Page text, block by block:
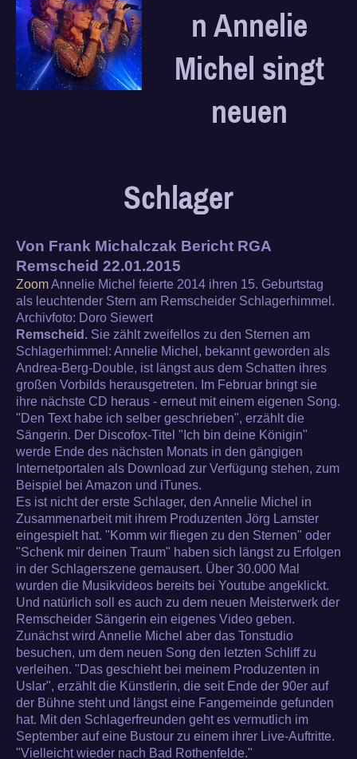
n Annelie
Michel singt
neuen
Schlager
Von Frank Michalczak Bericht RGA
Remscheid 22.01.2015
ZoomAnnelie Michel feierte 2014 ihren 15. Geburtstag
als leuchtender Stern am Remscheider Schlagerhimmel.
Archivfoto: Doro Siewert
Remscheid. Sie zählt zweifellos zu den Sternen am
Schlagerhimmel: Annelie Michel, bekannt geworden als
Andrea-Berg-Double, ist längst aus dem Schatten ihres
großen Vorbilds herausgetreten. Im Februar bringt sie
ihre nächste CD heraus - erneut mit einem eigenen Song.
"Den Text habe ich selber geschrieben", erzählt die
Sängerin. Der Discofox-Titel "Ich bin deine Königin"
werde Ende des nächsten Monats in den gängigen
Internetportalen als Download zur Verfügung stehen, zum
Beispiel bei Amazon und iTunes.
Es ist nicht der erste Schlager, den Annelie Michel in
Zusammenarbeit mit ihrem Produzenten Jörg Lamster
eingespielt hat. "Komm wir fliegen zu den Sternen" oder
"Schenk mir deinen Traum" haben sich längst zu Erfolgen
in der Schlagerszene gemausert. Über 30.000 Mal
wurden die Musikvideos bereits bei Youtube angeklickt.
Und natürlich soll es auch zu dem neuen Meisterwerk der
Remscheider Sängerin ein eigenes Video geben.
Zunächst wird Annelie Michel aber das Tonstudio
besuchen, um dem neuen Song den letzten Schliff zu
verleihen. "Das geschieht bei meinem Produzenten in
Uslar", erzählt die Künstlerin, die seit Ende der 90er auf
der Bühne steht und längst eine Fangemeinde gefunden
hat. Mit den Schlagerfreunden geht es vermutlich im
September auf eine Bustour zu einem ihrer Live-Auftritte.
"Vielleicht wieder nach Bad Rothenfelde."